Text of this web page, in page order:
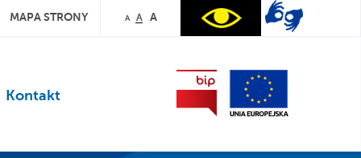
MAPA STRONY A A A
Kontakt